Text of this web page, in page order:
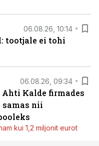
06.08.26, 10:14
tootjale ei tohi
06.08.26, 09:34
Kalde firmades
nii
kui 1,2 miljonit eurot